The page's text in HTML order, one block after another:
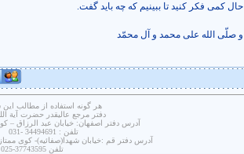
حال کمی فکر کنید تا ببینیم که چه باید گفت.
و صلّی الله علی محمد و آل محمّد
هر گونه استفاده از مطالب این
دفتر مرجع عاليقدر حضرت آية
آدرس دفتر اصفهان: خيابان عبد الرزاق – کوی
تلفن : 34494691 -031 نمابر: 34494695 -031
آدرس دفتر قم :خیابان شهدا(صفائیه)- کوی ممتاز- کوچۀ شماره 1(لسانی)-
تلفن 37743595-025 کدپستی 3715617365